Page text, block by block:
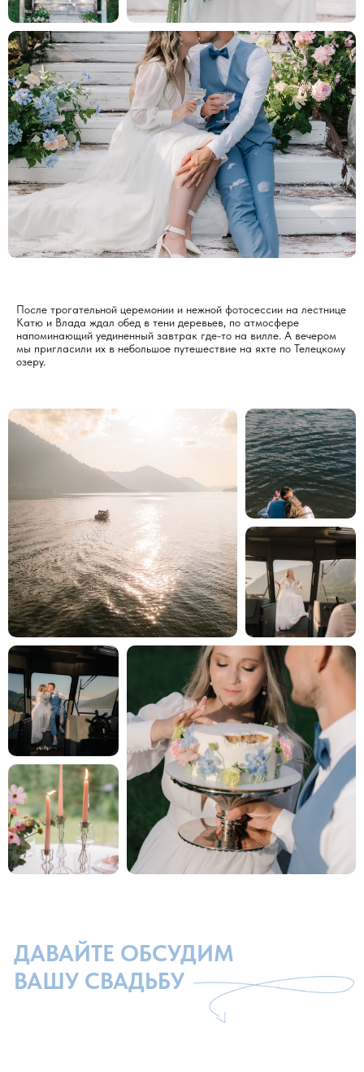
После трогательной церемонии и нежной фотосессии на лестнице
Катю и Влада ждал обед в тени деревьев, по атмосфере
напоминающий уединенный завтрак где-то на вилле. А вечером
мы пригласили их в небольшое путешествие на яхте по Телецкому
озеру.
ДАВАЙТЕ ОБСУДИМ
ВАШУ СВАДЬБУ
ПРЕДПОЛАГАЕМАЯ ДАТА СВАДЬБЫ
НОМЕР ТЕЛЕФОНА
НА КАКОЙ БЮДЖЕТ РАССЧИТЫВАЕТЕ?
Хочу свадьбу на 2-3 дня, мой бюджет от 3 млн₽
Хочу свадьбу на 1 день, мой бюджет от 1,5 млн₽
Хочу свадьбу для двоих!
КОММЕНТАРИЙ
УДОБНЫЙ СПОСОБ СВЯЗИ
Телефон
WhatsApp
Telegram
Согласен на обработку персональных
данных.Ознакомиться с согласием
на обработку персональных данных
Согласен с политикой конфиденциальности.
Ознакомиться с политикой
конфиденциальности
Согласен на получение новостной
и рекламной рассылки.
Ознакомиться
с согласием на получение новостной
и рекламной рассылки.
ОБСУДИТЬ СВАДЬБУ